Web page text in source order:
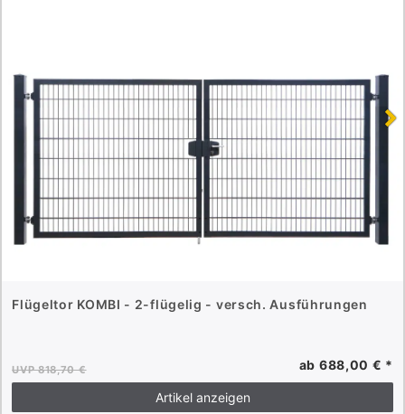
Flügeltor KOMBI - 2-flügelig - versch. Ausführungen
UVP 818,70 € ab 688,00 € *
Artikel anzeigen